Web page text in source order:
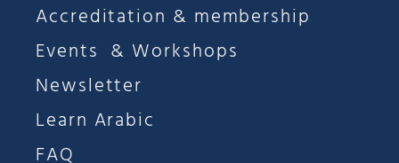
Accreditation & membership
Events & Workshops
Newsletter
Learn Arabic